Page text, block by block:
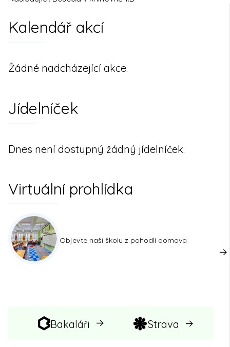
pro
Kalendář akcí
Žádné nadcházející akce.
Jídelníček
Dnes není dostupný žádný jídelníček.
Virtuální prohlídka
Objevte naší školu z pohodlí domova
Bakaláři Strava